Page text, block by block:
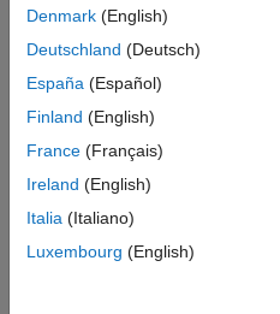
ん。
インスタンス化されてい
呼び出されない関数
呼び出されない未定義の
未使用の型および変数
トラブルシューティング
ルール違反が想定されるもの
Denmark (English)
Deutschland (Deutsch)
España (Español)
Finland (English)
France (Français)
Ireland (English)
Italia (Italiano)
Luxembourg (English)